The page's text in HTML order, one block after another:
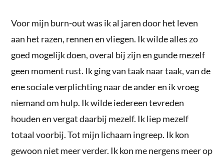
Voor mijn burn-out was ik al jaren door het leven
aan het razen, rennen en vliegen. Ik wilde alles zo
goed mogelijk doen, overal bij zijn en gunde mezelf
geen moment rust. Ik ging van taak naar taak, van de
ene sociale verplichting naar de ander en ik vroeg
niemand om hulp. Ik wilde iedereen tevreden
houden en vergat daarbij mezelf. Ik liep mezelf
totaal voorbij. Tot mijn lichaam ingreep. Ik kon
gewoon niet meer verder. Ik kon me nergens meer op